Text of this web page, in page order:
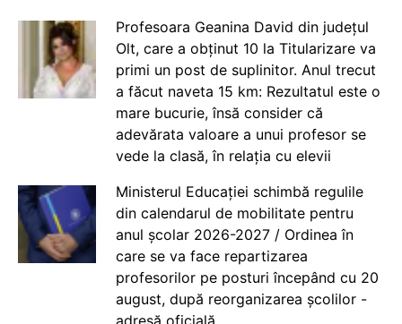
Profesoara Geanina David din județul
Olt, care a obținut 10 la Titularizare va
primi un post de suplinitor. Anul trecut
a făcut naveta 15 km: Rezultatul este o
mare bucurie, însă consider că
adevărata valoare a unui profesor se
vede la clasă, în relația cu elevii
Ministerul Educației schimbă regulile
din calendarul de mobilitate pentru
anul școlar 2026-2027 / Ordinea în
care se va face repartizarea
profesorilor pe posturi începând cu 20
august, după reorganizarea școlilor -
adresă oficială